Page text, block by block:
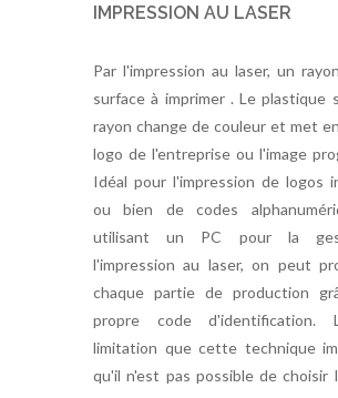
IMPRESSION AU LASER
Par l'impression au laser, un
surface à imprimer . Le plastique
rayon change de couleur et met
logo de l'entreprise ou l'image
Idéal pour l'impression de logos
ou bien de codes
utilisant un PC pour la
l'impression au laser, on peut
chaque partie de production
propre code d'identification.
limitation que cette technique
qu'il n'est pas possible de choisir